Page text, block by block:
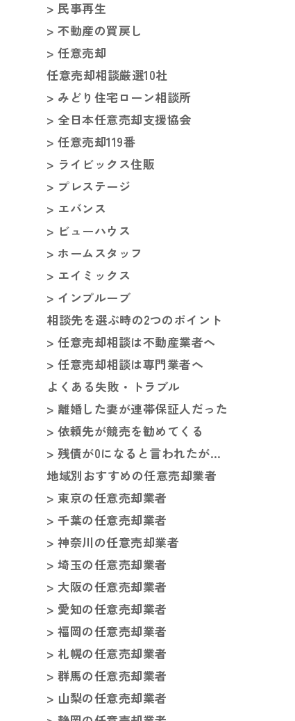
> 民事再生
> 不動産の買戻し
> 任意売却
任意売却相談厳選10社
> みどり住宅ローン相談所
> 全日本任意売却支援協会
> 任意売却119番
> ライビックス住販
> プレステージ
> エバンス
> ビューハウス
> ホームスタッフ
> エイミックス
> インプルーブ
相談先を選ぶ時の2つのポイント
> 任意売却相談は不動産業者へ
> 任意売却相談は専門業者へ
よくある失敗・トラブル
> 離婚した妻が連帯保証人だった
> 依頼先が競売を勧めてくる
> 残債が0になると言われたが…
地域別おすすめの任意売却業者
> 東京の任意売却業者
> 千葉の任意売却業者
> 神奈川の任意売却業者
> 埼玉の任意売却業者
> 大阪の任意売却業者
> 愛知の任意売却業者
> 福岡の任意売却業者
> 札幌の任意売却業者
> 群馬の任意売却業者
> 山梨の任意売却業者